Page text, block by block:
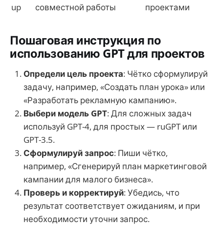
up
совместной работы
проектами
Пошаговая инструкция по
использованию GPT для проектов
Определи цель проекта: Чётко сформулируй
задачу, например, «Создать план урока» или
«Разработать рекламную кампанию».
Выбери модель GPT: Для сложных задач
используй GPT-4, для простых — ruGPT или
GPT-3.5.
Сформулируй запрос: Пиши чётко,
например, «Сгенерируй план маркетинговой
кампании для малого бизнеса».
Проверь и корректируй: Убедись, что
результат соответствует ожиданиям, и при
необходимости уточни запрос.